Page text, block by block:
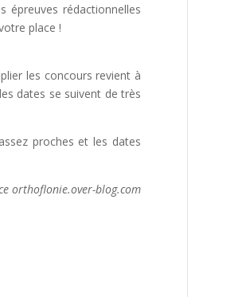
épreuves rédactionnelles
place !
les concours revient à
dates se suivent de très
proches et les dates
orthoflonie.over-blog.com